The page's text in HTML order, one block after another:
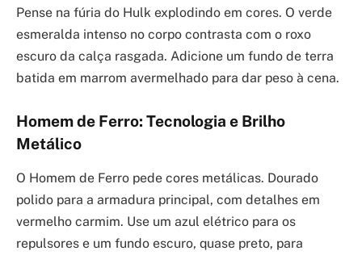
Pense na fúria do Hulk explodindo em cores. O verde
esmeralda intenso no corpo contrasta com o roxo
escuro da calça rasgada. Adicione um fundo de terra
batida em marrom avermelhado para dar peso à cena.
Homem de Ferro: Tecnologia e Brilho
Metálico
O Homem de Ferro pede cores metálicas. Dourado
polido para a armadura principal, com detalhes em
vermelho carmim. Use um azul elétrico para os
repulsores e um fundo escuro, quase preto, para